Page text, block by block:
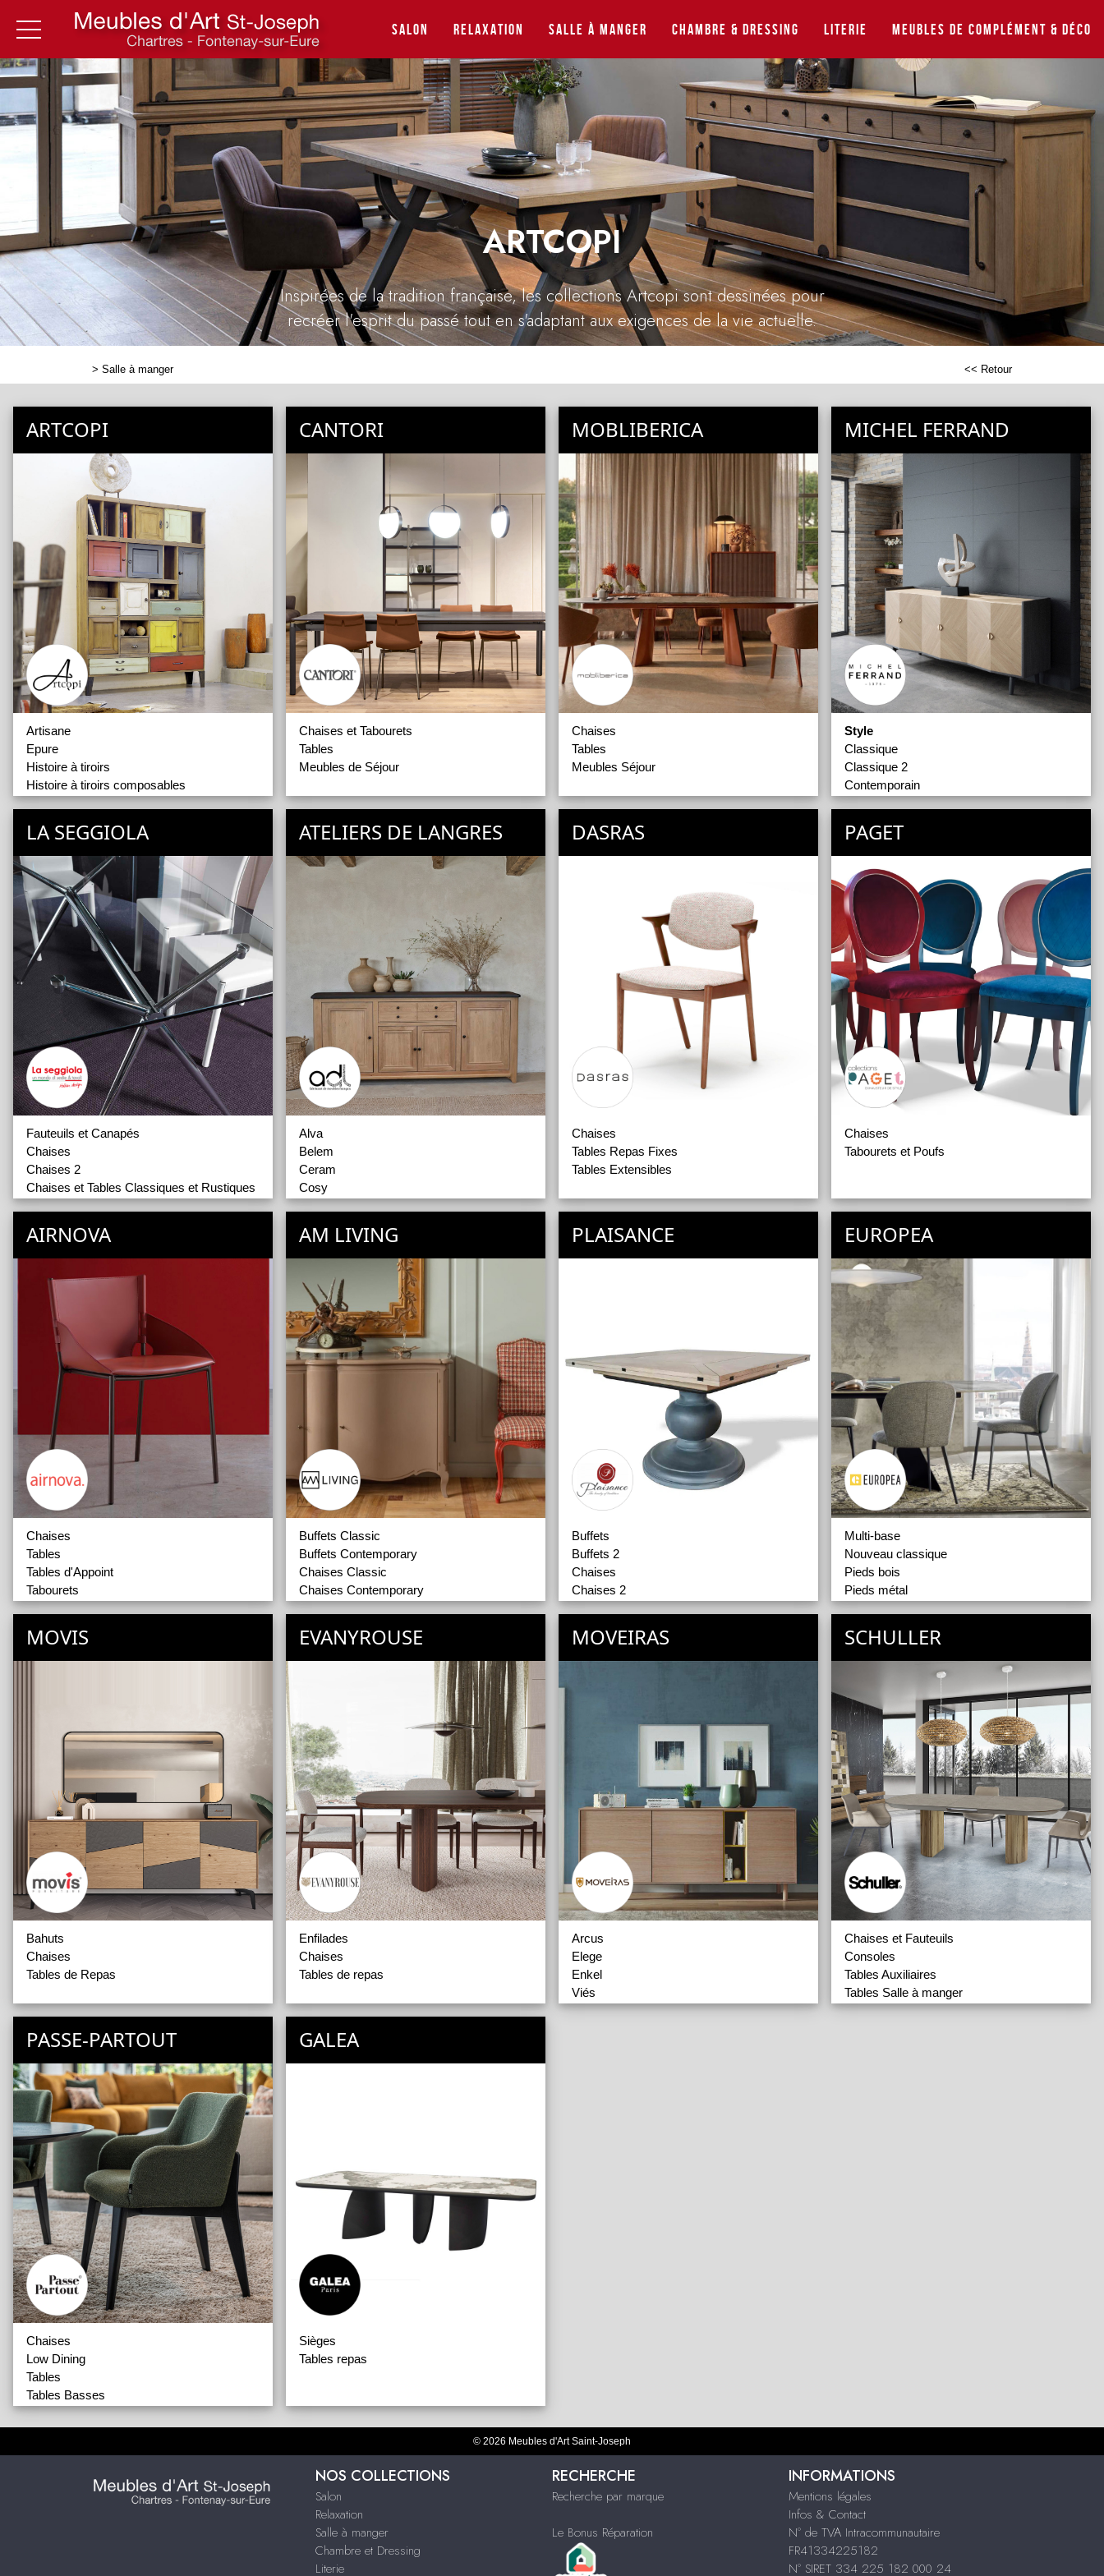
Salon Relaxation Salle à manger Chambre & Dressing Literie Meubles de complément & déco
ARTCOPI
Inspirées de la tradition française, les collections Artcopi sont dessinées pour
recréer l'esprit du passé tout en s'adaptant aux exigences de la vie actuelle.
> Salle à manger << Retour
ARTCOPI
Artisane
Epure
Histoire à tiroirs
Histoire à tiroirs composables
Nuances
CANTORI
Chaises et Tabourets
Tables
Meubles de Séjour
MOBLIBERICA
Chaises
Tables
Meubles Séjour
MICHEL FERRAND
Style
Classique
Classique 2
Contemporain
Industriel
Enfilades
Tables
LA SEGGIOLA
Fauteuils et Canapés
Chaises
Chaises 2
Chaises et Tables Classiques et Rustiques
Tables
ATELIERS DE LANGRES
Alva
Belem
Ceram
Cosy
Haussmann
Magellan
Néo
Odyssée
Romance
Talos
Thalès
Vauban
Whitney
DASRAS
Chaises
Tables Repas Fixes
Tables Extensibles
PAGET
Chaises
Tabourets et Poufs
AIRNOVA
Chaises
Tables
Tables d'Appoint
Tabourets
Poufs et Compléments
AM LIVING
Buffets Classic
Buffets Contemporary
Chaises Classic
Chaises Contemporary
Tables Classic
PLAISANCE
Buffets
Buffets 2
Chaises
Chaises 2
Tables Bistrot
EUROPEA
Multi-base
Nouveau classique
Pieds bois
Pieds métal
Tabourets
MOVIS
Bahuts
Chaises
Tables de Repas
EVANYROUSE
Enfilades
Chaises
Tables de repas
MOVEIRAS
Arcus
Elege
Enkel
Viés
SCHULLER
Chaises et Fauteuils
Consoles
Tables Auxiliaires
Tables Salle à manger
PASSE-PARTOUT
Chaises
Low Dining
Tables
Tables Basses
Accessoires
GALEA
Sièges
Tables repas
© 2026 Meubles d'Art Saint-Joseph
NOS COLLECTIONS
Salon
Relaxation
Salle à manger
Chambre et Dressing
Literie
RECHERCHE
Recherche par marque
Le Bonus Réparation
INFORMATIONS
Mentions légales
Infos & Contact
N° de TVA Intracommunautaire
FR41334225182
N° SIRET 334 225 182 000 24